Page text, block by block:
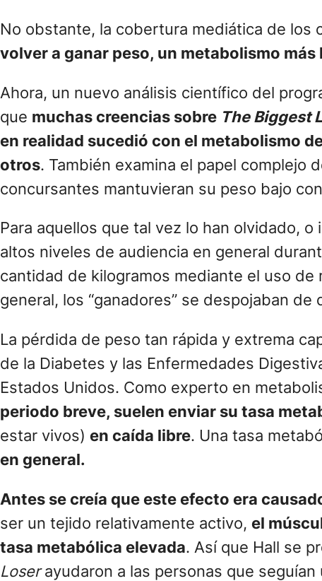
No obstante, la cobertura mediática de los
volver a ganar peso, un metabolismo
Ahora, un nuevo análisis científico del
que muchas creencias sobre The Biggest
en realidad sucedió con el metabolismo
otros. También examina el papel complejo
concursantes mantuvieran su peso bajo
Para aquellos que tal vez lo han olvidado, o
altos niveles de audiencia en general
cantidad de kilogramos mediante el uso
general, los “ganadores” se despojaban
La pérdida de peso tan rápida y extrema
de la Diabetes y las Enfermedades
Estados Unidos. Como experto en
periodo breve, suelen enviar su tasa
estar vivos) en caída libre. Una tasa
en general.
Antes se creía que este efecto era
ser un tejido relativamente activo, el
tasa metabólica elevada. Así que Hall se
Loserayudaron a las personas que seguían